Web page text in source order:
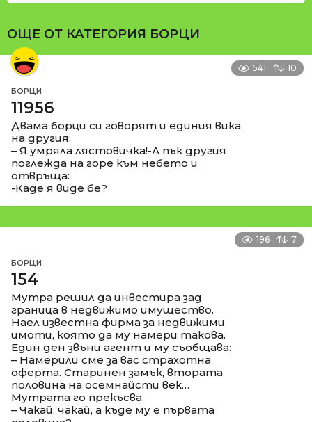
ОЩЕ ОТ КАТЕГОРИЯ БОРЦИ
541 10
БОРЦИ
11956
Двама борци си говорят и единия вика
на другия:
– Я умряла лястовичка!-А пък другия
поглежда на горе към небето и
отвръща:
-Каде я виде бе?
196 7
БОРЦИ
154
Мутра решил да инвестира зад
граница в недвижимо имущество.
Наел известна фирма за недвижими
имоти, която да му намери такова.
Един ден звъни агент и му съобщава:
– Намерили сме за вас страхотна
оферта. Старинен замък, втората
половина на осемнайсти век…
Мутрата го прекъсва:
– Чакай, чакай, а къде му е първата